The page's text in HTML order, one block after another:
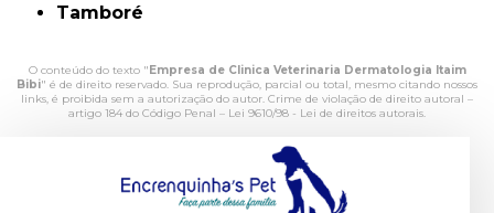
Tamboré
O conteúdo do texto "Empresa de Clinica Veterinaria Dermatologia Itaim
Bibi" é de direito reservado. Sua reprodução, parcial ou total, mesmo citando nossos
links, é proibida sem a autorização do autor. Crime de violação de direito autoral –
artigo 184 do Código Penal – Lei 9610/98 - Lei de direitos autorais.